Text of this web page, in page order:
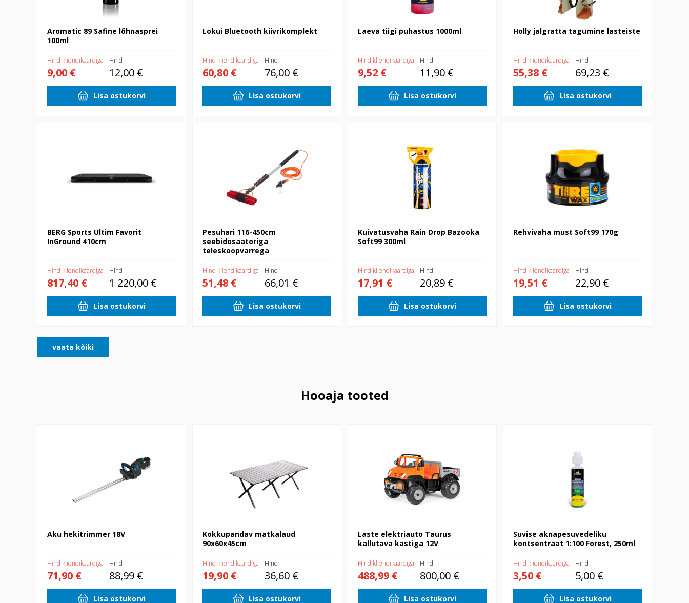
Aromatic 89 Safine lõhnasprei
100ml
Hind kliendikaardiga
9,00 €
Hind
12,00 €
Lisa ostukorvi
Lokui Bluetooth kiivrikomplekt
Hind kliendikaardiga
60,80 €
Hind
76,00 €
Lisa ostukorvi
Laeva tiigi puhastus 1000ml
Hind kliendikaardiga
9,52 €
Hind
11,90 €
Lisa ostukorvi
Holly jalgratta tagumine lasteiste
Hind kliendikaardiga
55,38 €
Hind
69,23 €
Lisa ostukorvi
BERG Sports Ultim Favorit
InGround 410cm
Hind kliendikaardiga
817,40 €
Hind
1 220,00 €
Lisa ostukorvi
Pesuhari 116-450cm
seebidosaatoriga
teleskoopvarrega
Hind kliendikaardiga
51,48 €
Hind
66,01 €
Lisa ostukorvi
Kuivatusvaha Rain Drop Bazooka
Soft99 300ml
Hind kliendikaardiga
17,91 €
Hind
20,89 €
Lisa ostukorvi
Rehvivaha must Soft99 170g
Hind kliendikaardiga
19,51 €
Hind
22,90 €
Lisa ostukorvi
vaata kõiki
Hooaja tooted
Aku hekitrimmer 18V
Hind kliendikaardiga
71,90 €
Hind
88,99 €
Lisa ostukorvi
Kokkupandav matkalaud
90x60x45cm
Hind kliendikaardiga
19,90 €
Hind
36,60 €
Lisa ostukorvi
Laste elektriauto Taurus
kallutava kastiga 12V
Hind kliendikaardiga
488,99 €
Hind
800,00 €
Lisa ostukorvi
Suvise aknapesuvedeliku
kontsentraat 1:100 Forest, 250ml
Hind kliendikaardiga
3,50 €
Hind
5,00 €
Lisa ostukorvi